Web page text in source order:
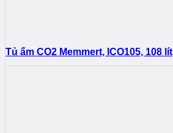
Tủ ấm CO2 Memmert, ICO105, 108 lít